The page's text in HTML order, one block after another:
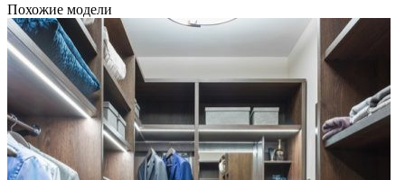
Похожие модели